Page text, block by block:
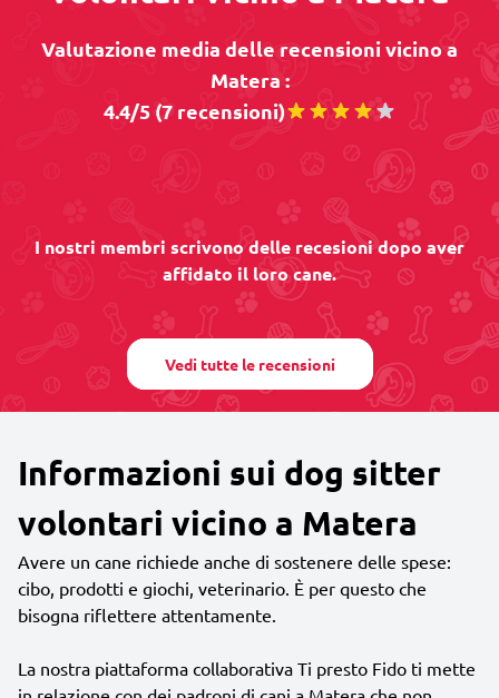
Valutazione media delle recensioni vicino a
Matera :
4.4/5 (7 recensioni)
I nostri membri scrivono delle recesioni dopo aver
affidato il loro cane.
Vedi tutte le recensioni
Informazioni sui dog sitter
volontari vicino a Matera
Avere un cane richiede anche di sostenere delle spese:
cibo, prodotti e giochi, veterinario. È per questo che
bisogna riflettere attentamente.
La nostra piattaforma collaborativa Ti presto Fido ti mette